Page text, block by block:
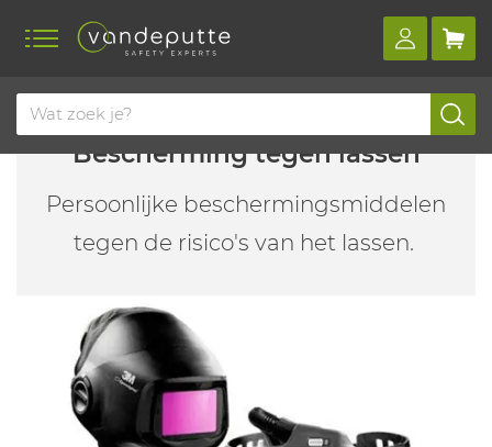
Bescherming tegen lassen
Persoonlijke beschermingsmiddelen
tegen de risico's van het lassen.